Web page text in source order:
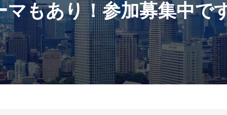
もあり！参加募集中で